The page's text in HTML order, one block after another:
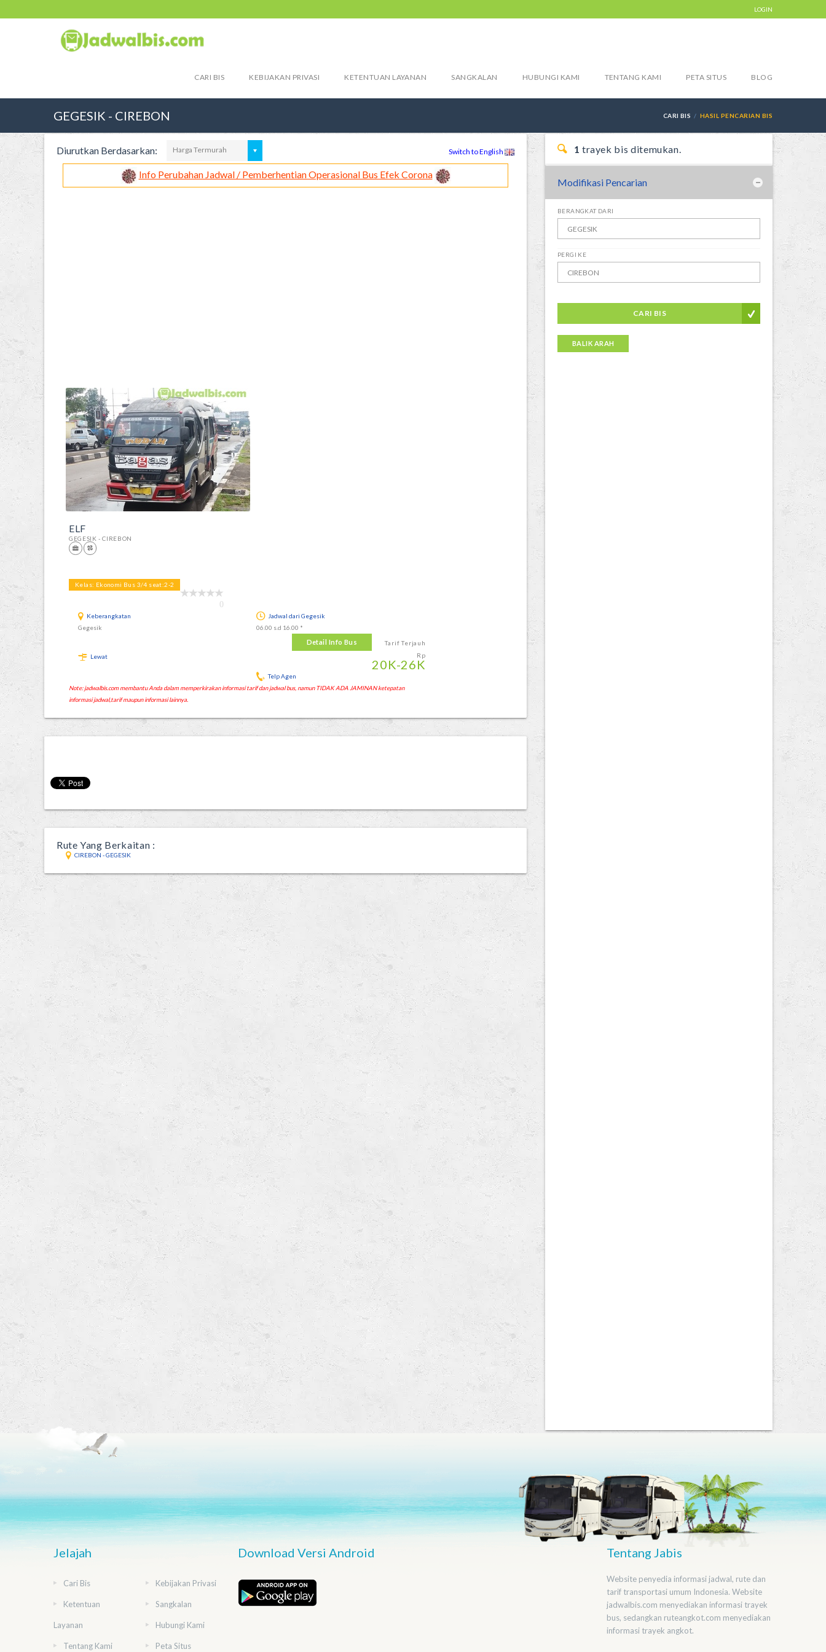
LOGIN
CARI BIS KEBIJAKAN PRIVASI KETENTUAN LAYANAN SANGKALAN HUBUNGI KAMI TENTANG KAMI PETA SITUS BLOG
GEGESIK - CIREBON CARI BIS HASIL PENCARIAN BIS
Diurutkan Berdasarkan: Harga Termurah Switch to English
Info Perubahan Jadwal / Pemberhentian Operasional Bus Efek Corona
ELF
GEGESIK - CIREBON
Kelas: Ekonomi Bus 3/4 seat:2-2
0
Keberangkatan
Gegesik
Jadwal dari Gegesik
06.00 s.d 16.00 *
Tarif Terjauh
Rp
20K-26K
Detail Info Bus
Lewat
Telp Agen
Note: jadwalbis.com membantu Anda dalam memperkirakan informasi tarif dan jadwal bus, namun TIDAK ADA JAMINAN ketepatan
informasi jadwal,tarif maupun informasi lainnya.
Rute Yang Berkaitan :
CIREBON - GEGESIK
1 trayek bis ditemukan.
Modifikasi Pencarian
BERANGKAT DARI
PERGI KE
CARI BIS
BALIK ARAH
Jelajah
Cari Bis Kebijakan Privasi
Ketentuan
Layanan
Sangkalan
Hubungi Kami
Tentang Kami Peta Situs
Download Versi Android Tentang Jabis
Website penyedia informasi jadwal, rute dan
tarif transportasi umum Indonesia. Website
jadwalbis.com menyediakan informasi trayek
bus, sedangkan ruteangkot.com menyediakan
informasi trayek angkot.